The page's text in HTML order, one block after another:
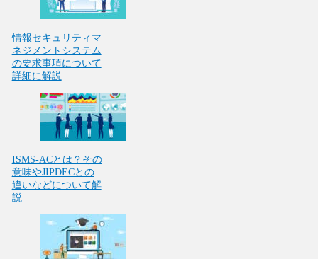
情報セキュリティマ
ネジメントシステム
の要求事項について
詳細に解説
ISMS-ACとは？その
意味やJIPDECとの
違いなどについて解
説